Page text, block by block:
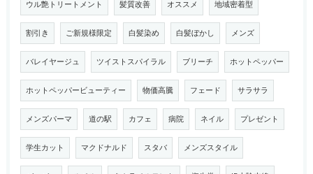
ウル艶トリートメント 髪質改善 オススメ 地域密着型
割引き ご新規様限定 白髪染め 白髪ぼかし メンズ
バレイヤージュ ツイストスパイラル ブリーチ ホットペッパー
ホットペッパービューティー 物価高騰 フェード サラサラ
メンズパーマ 道の駅 カフェ 病院 ネイル プレゼント
学生カット マクドナルド スタバ メンズスタイル